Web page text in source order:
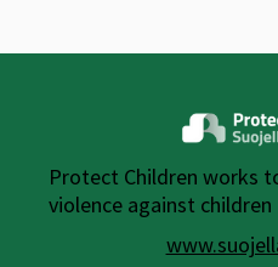
Protect Children works
violence against children